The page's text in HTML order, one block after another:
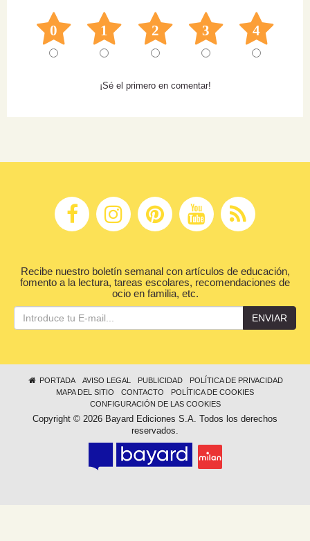
0 1 2 3 4
¡Sé el primero en comentar!
Recibe nuestro boletín semanal con artículos de educación,
fomento a la lectura, tareas escolares, recomendaciones de
ocio en familia, etc.
ENVIAR
PORTADA AVISO LEGAL PUBLICIDAD
POLÍTICA DE PRIVACIDAD
MAPA DEL SITIO
CONTACTO
POLÍTICA DE COOKIES
CONFIGURACIÓN DE LAS COOKIES
Copyright © 2026 Bayard Ediciones S.A. Todos los derechos
reservados.